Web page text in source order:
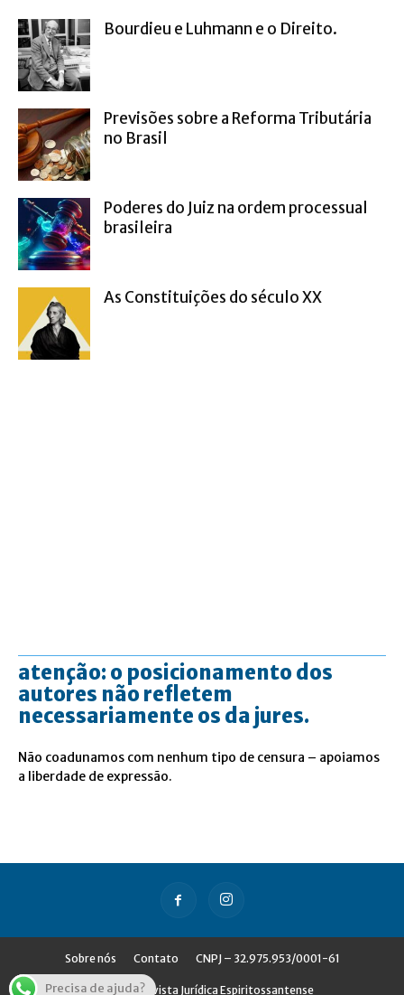
Bourdieu e Luhmann e o Direito.
Previsões sobre a Reforma Tributária
no Brasil
Poderes do Juiz na ordem processual
brasileira
As Constituições do século XX
atenção: o posicionamento dos
autores não refletem
necessariamente os da jures.
Não coadunamos com nenhum tipo de censura – apoiamos
a liberdade de expressão.
Sobre nós Contato CNPJ – 32.975.953/0001-61
© Jures - Revista Jurídica Espiritossantense
Precisa de ajuda?